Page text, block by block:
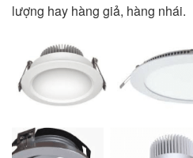
lượng hay hàng giả, hàng nhái.